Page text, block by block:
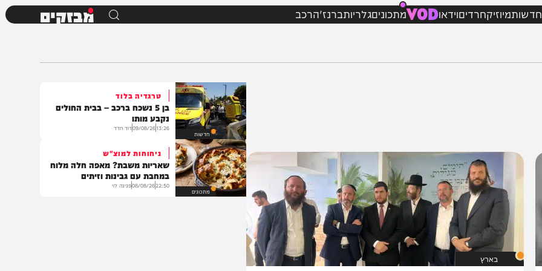
מיוזיקחרדיםוידאוVODמתכוניםגלריותברנז'הרכב מבזקים
חדשות
טרגדיה בלוד
בן 5 נשכח ברכב – בבית החולים
נקבע מותו
09/08/26 דוד חדד
ניחוחות למוצ"ש
שאריות משבת? מאפה חלה מלוח
במחבת עם גבינות וזיתים
22:50